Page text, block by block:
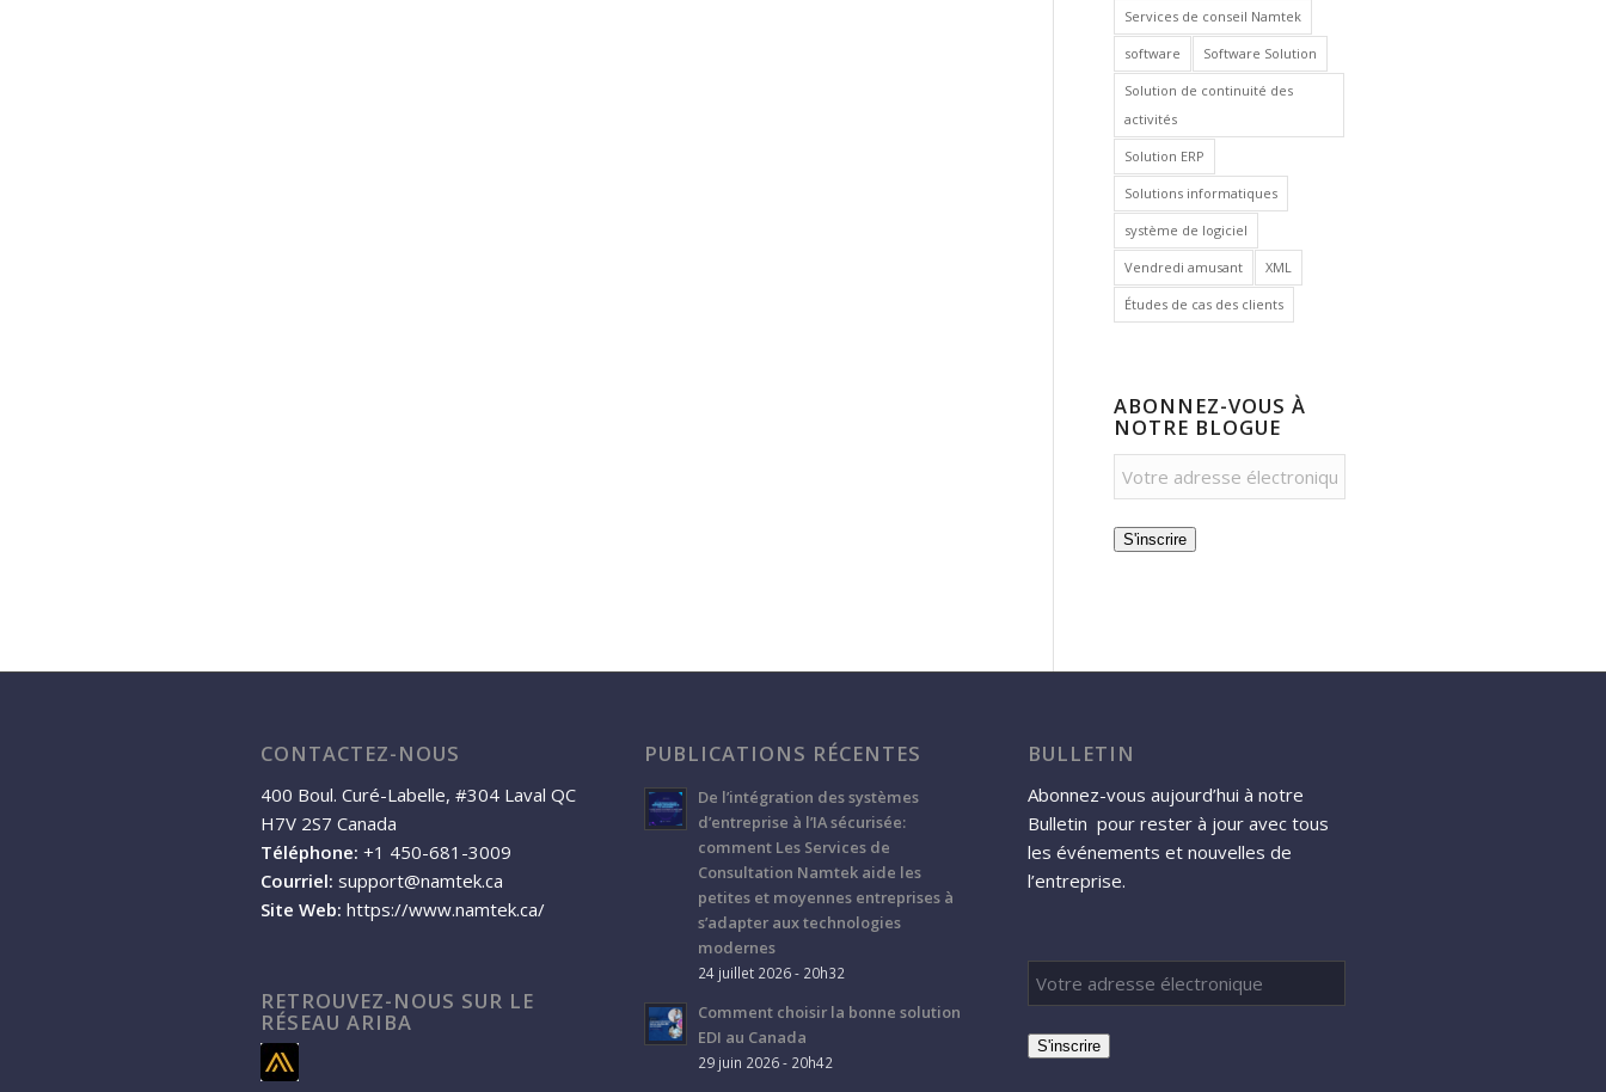
Services de conseil Namtek
software Software Solution
Solution de continuité des
activités
Solution ERP
Solutions informatiques
système de logiciel
Vendredi amusant XML
Études de cas des clients
ABONNEZ-VOUS À
NOTRE BLOGUE
S'inscrire
CONTACTEZ-NOUS
400 Boul. Curé-Labelle, #304 Laval QC
H7V 2S7 Canada
Téléphone: +1 450-681-3009
Courriel: support@namtek.ca
Site Web: https://www.namtek.ca/
RETROUVEZ-NOUS SUR LE
RÉSEAU ARIBA
PUBLICATIONS RÉCENTES
De l’intégration des systèmes
d’entreprise à l’IA sécurisée:
comment Les Services de
Consultation Namtek aide les
petites et moyennes entreprises à
s’adapter aux technologies
modernes
24 juillet 2026 - 20h32
Comment choisir la bonne solution
EDI au Canada
29 juin 2026 - 20h42
BULLETIN
Abonnez-vous aujourd’hui à notre
Bulletin pour rester à jour avec tous
les événements et nouvelles de
l’entreprise.
S'inscrire